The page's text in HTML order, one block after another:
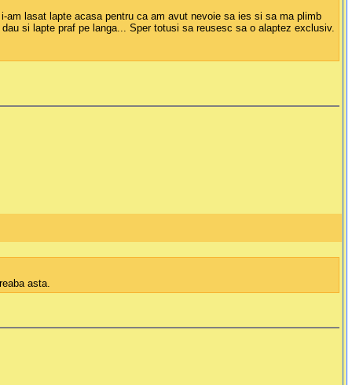
lasat lapte acasa pentru ca am avut nevoie sa ies si sa ma plimb
si lapte praf pe langa... Sper totusi sa reusesc sa o alaptez exclusiv.
asta.